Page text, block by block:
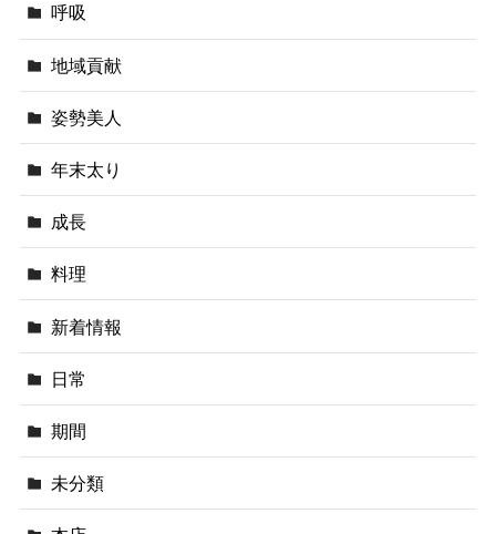
呼吸
地域貢献
姿勢美人
年末太り
成長
料理
新着情報
日常
期間
未分類